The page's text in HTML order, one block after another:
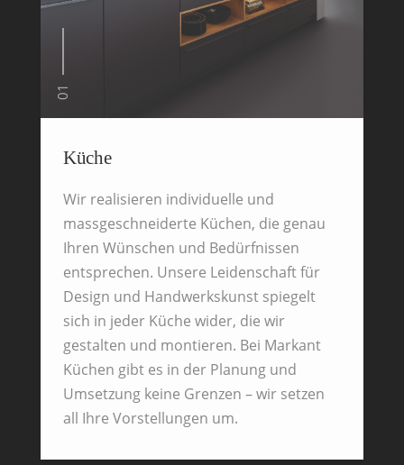
01
Küche
Wir realisieren individuelle und
massgeschneiderte Küchen, die genau
Ihren Wünschen und Bedürfnissen
entsprechen. Unsere Leidenschaft für
Design und Handwerkskunst spiegelt
sich in jeder Küche wider, die wir
gestalten und montieren. Bei Markant
Küchen gibt es in der Planung und
Umsetzung keine Grenzen – wir setzen
all Ihre Vorstellungen um.